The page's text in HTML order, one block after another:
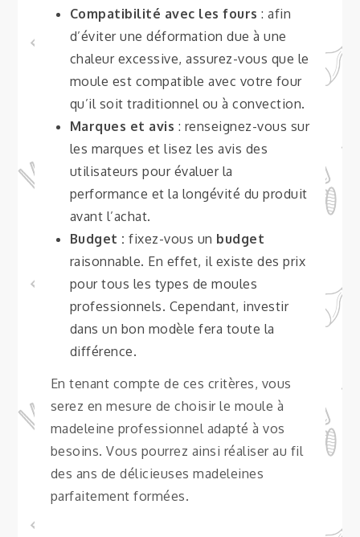
Compatibilité avec les fours : afin
d’éviter une déformation due à une
chaleur excessive, assurez-vous que le
moule est compatible avec votre four
qu’il soit traditionnel ou à convection.
Marques et avis : renseignez-vous sur
les marques et lisez les avis des
utilisateurs pour évaluer la
performance et la longévité du produit
avant l’achat.
Budget : fixez-vous un budget
raisonnable. En effet, il existe des prix
pour tous les types de moules
professionnels. Cependant, investir
dans un bon modèle fera toute la
différence.
En tenant compte de ces critères, vous
serez en mesure de choisir le moule à
madeleine professionnel adapté à vos
besoins. Vous pourrez ainsi réaliser au fil
des ans de délicieuses madeleines
parfaitement formées.